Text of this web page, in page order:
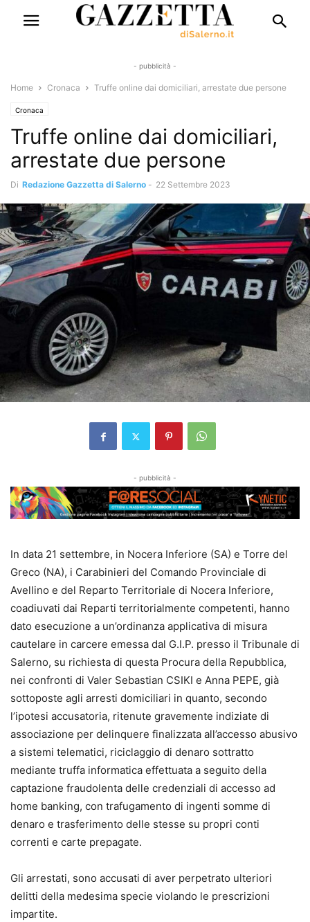
- pubblicità -
Home Cronaca Truffe online dai domiciliari, arrestate due persone
Cronaca
Truffe online dai domiciliari,
arrestate due persone
Di Redazione Gazzetta di Salerno - 22 Settembre 2023
- pubblicità -
In data 21 settembre, in Nocera Inferiore (SA) e Torre del
Greco (NA), i Carabinieri del Comando Provinciale di
Avellino e del Reparto Territoriale di Nocera Inferiore,
coadiuvati dai Reparti territorialmente competenti, hanno
dato esecuzione a un’ordinanza applicativa di misura
cautelare in carcere emessa dal G.I.P. presso il Tribunale di
Salerno, su richiesta di questa Procura della Repubblica,
nei confronti di Valer Sebastian CSIKI e Anna PEPE, già
sottoposte agli arresti domiciliari in quanto, secondo
l’ipotesi accusatoria, ritenute gravemente indiziate di
associazione per delinquere finalizzata all’accesso abusivo
a sistemi telematici, riciclaggio di denaro sottratto
mediante truffa informatica effettuata a seguito della
captazione fraudolenta delle credenziali di accesso ad
home banking, con trafugamento di ingenti somme di
denaro e trasferimento delle stesse su propri conti
correnti e carte prepagate.
Gli arrestati, sono accusati di aver perpetrato ulteriori
delitti della medesima specie violando le prescrizioni
impartite.